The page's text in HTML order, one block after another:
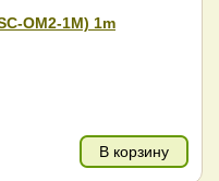
OM2-1M) 1m
В корзину